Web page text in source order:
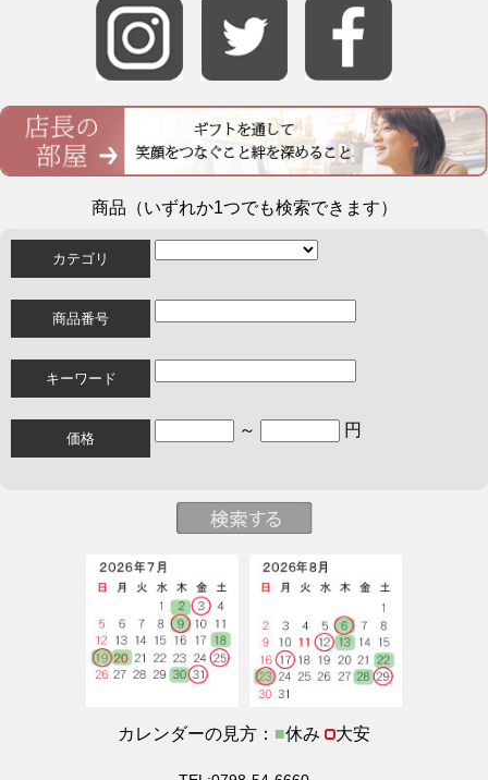
商品（いずれか1つでも検索できます）
カテゴリ
商品番号
キーワード
価格 ～ 円
カレンダーの見方： ■休み 大安